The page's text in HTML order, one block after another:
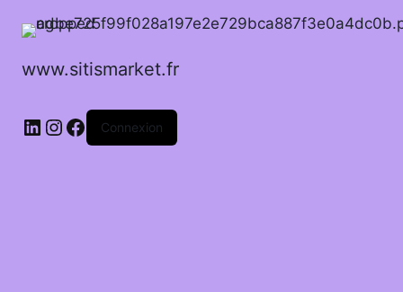
www.sitismarket.fr
LinkedIn
Instagram
Facebook
Connexion